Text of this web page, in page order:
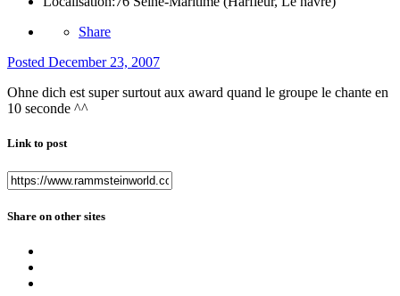
Share
Posted December 23, 2007
Ohne dich est super surtout aux award quand le groupe le chante en
10 seconde ^^
Link to post
Share on other sites